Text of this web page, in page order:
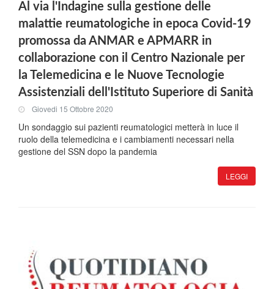
Al via l'Indagine sulla gestione delle
malattie reumatologiche in epoca Covid-19
promossa da ANMAR e APMARR in
collaborazione con il Centro Nazionale per
la Telemedicina e le Nuove Tecnologie
Assistenziali dell'Istituto Superiore di Sanità
Giovedi 15 Ottobre 2020
Un sondaggio sui pazienti reumatologici metterà in luce il
ruolo della telemedicina e i cambiamenti necessari nella
gestione del SSN dopo la pandemia
LEGGI